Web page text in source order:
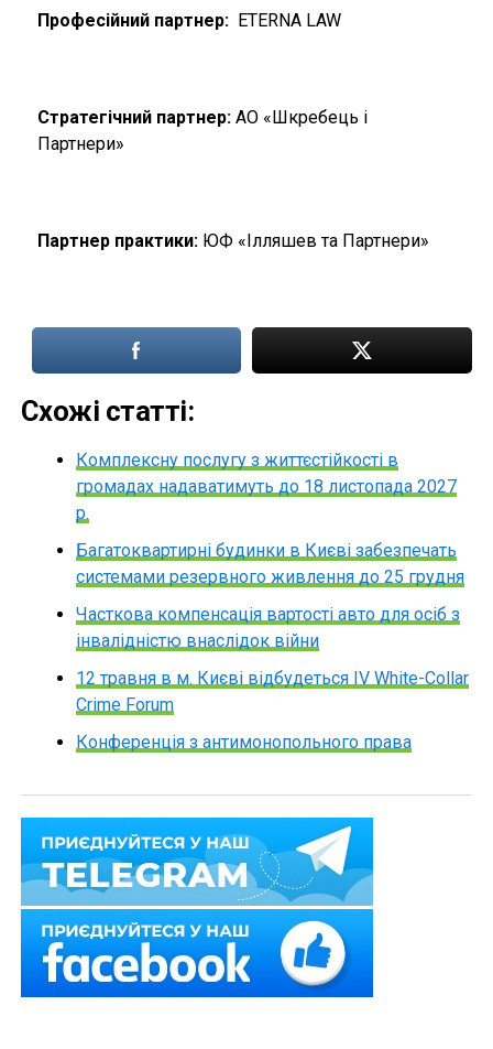
Професійний партнер:ETERNA LAW
Стратегічний партнер:АО «Шкребець і
Партнери»
Партнер практики:ЮФ «Ілляшев та Партнери»
Схожі статті:
Комплексну послугу з життєстійкості в
громадах надаватимуть до 18 листопада 2027
р.
Багатоквартирні будинки в Києві забезпечать
системами резервного живлення до 25 грудня
Часткова компенсація вартості авто для осіб з
інвалідністю внаслідок війни
12 травня в м. Києві відбудеться ІV White-Collar
Crime Forum
Конференція з антимонопольного права